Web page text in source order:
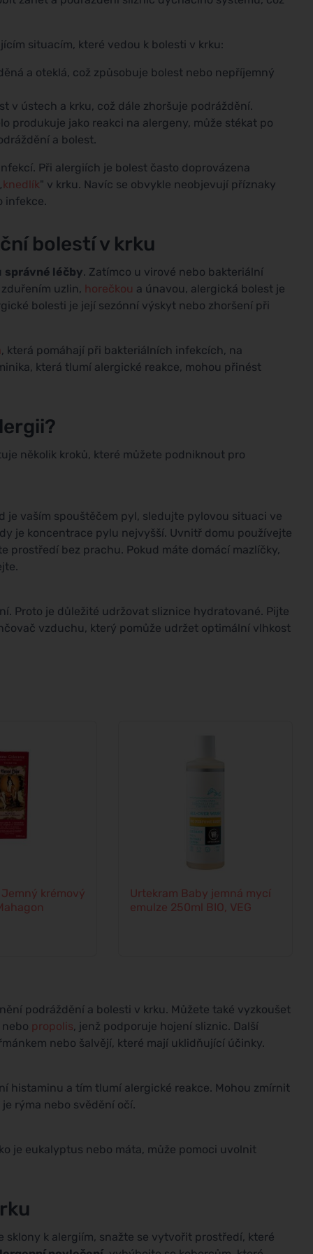
situacím, které vedou k bolesti v krku:
a oteklá, což způsobuje bolest nebo nepříjemný
v ústech a krku, což dále zhoršuje podráždění.
produkuje jako reakci na alergeny, může stékat po
a bolest.
Při alergiích je bolest často doprovázena
knedlík" v krku. Navíc se obvykle neobjevují příznaky
infekce.
bolestí v krku
správné léčby. Zatímco u virové nebo bakteriální
uzlin, horečkou a únavou, alergická bolest je
bolesti je její sezónní výskyt nebo zhoršení při
, která pomáhají při bakteriálních infekcích, na
která tlumí alergické reakce, mohou přinést
několik kroků, které můžete podniknout pro
je vaším spouštěčem pyl, sledujte pylovou situaci ve
je koncentrace pylu nejvyšší. Uvnitř domu používejte
bez prachu. Pokud máte domácí mazlíčky,
Proto je důležité udržovat sliznice hydratované. Pijte
vzduchu, který pomůže udržet optimální vlhkost
krémový
Urtekram Baby jemná mycí
emulze 250ml BIO, VEG
podráždění a bolesti v krku. Můžete také vyzkoušet
propolis, jenž podporuje hojení sliznic. Další
nebo šalvějí, které mají uklidňující účinky.
histaminu a tím tlumí alergické reakce. Mohou zmírnit
rýma nebo svědění očí.
je eukalyptus nebo máta, může pomoci uvolnit
sklony k alergiím, snažte se vytvořit prostředí, které